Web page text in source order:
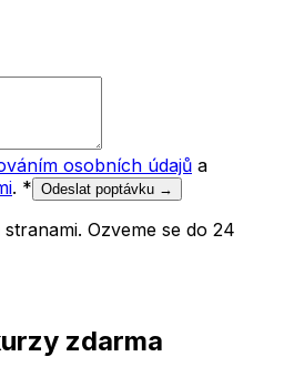
osobních údajů a
. * Odeslat poptávku →
Ozveme se do 24
zdarma